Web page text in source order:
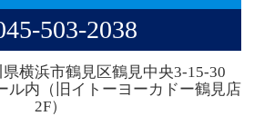
503-2038
横浜市鶴見区鶴見中央3-15-30
ル内（旧イトーヨーカドー鶴見店
2F）